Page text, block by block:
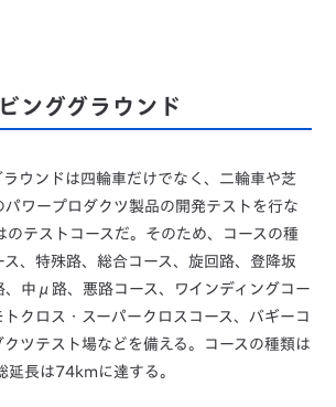
ンググラウンド
ウンドは四輪車だけでなく、二輪車や芝
パワープロダクツ製品の開発テストを行な
のテストコースだ。そのため、コースの種
、特殊路、総合コース、旋回路、登降坂
中μ路、悪路コース、ワインディングコー
クロス・スーパークロスコース、バギーコ
ツテスト場などを備える。コースの種類は
延長は74kmに達する。